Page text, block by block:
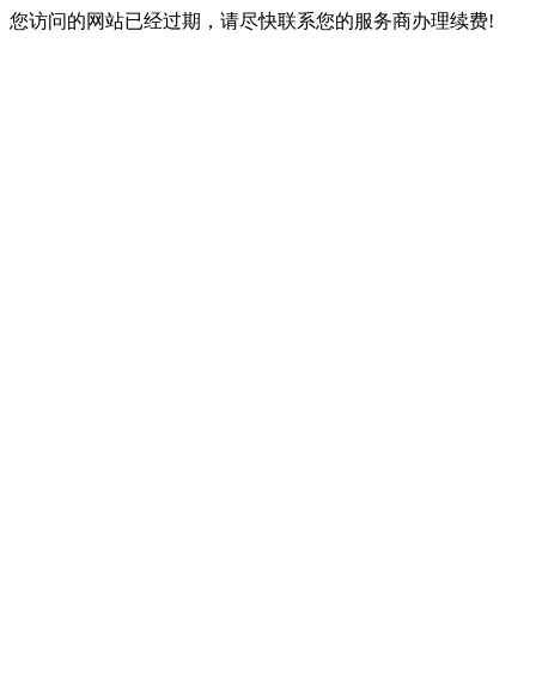
您访问的网站已经过期，请尽快联系您的服务商办理续费!